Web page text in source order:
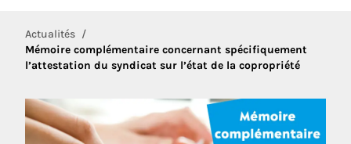
Actualités
Mémoire complémentaire concernant spécifiquement
l’attestation du syndicat sur l’état de la copropriété